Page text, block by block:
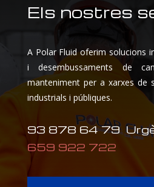
Els nostres
A Polar Fluid oferim solucions
i desembussaments de
manteniment per a xarxes de
industrials i públiques.
93 878 64 79
659 922 722